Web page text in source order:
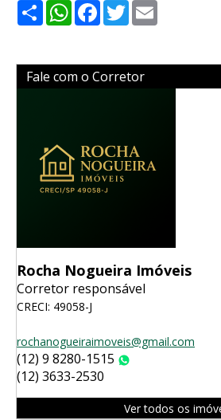
ShareWhatsApp
Facebook
Twitter
Fale com o Corretor
Rocha Nogueira Imóveis
Corretor responsável
CRECI: 49058-J
rochanogueiraimoveis@gmail.com
(12) 9 8280-1515
(12) 3633-2530
Ver todos os